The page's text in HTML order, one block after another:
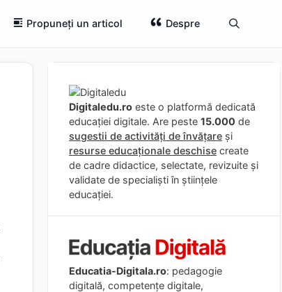
Propuneți un articol Despre
Digitaledu.ro este o platformă dedicată
educației digitale. Are peste 15.000 de
sugestii de activități de învățare și
resurse educaționale deschise create
de cadre didactice, selectate, revizuite și
validate de specialiști în științele
educației.
Educatia-Digitala.ro: pedagogie
digitală, competențe digitale,